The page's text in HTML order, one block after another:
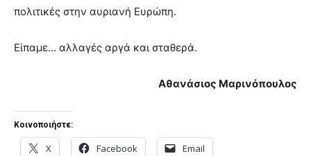
πολιτικές στην αυριανή Ευρώπη.
Είπαμε… αλλαγές αργά και σταθερά.
Αθανάσιος Μαρινόπουλος
Κοινοποιήστε:
X Facebook Email